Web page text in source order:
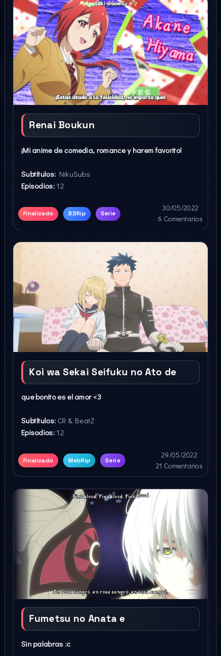
Renai Boukun
¡Mi anime de comedia, romance y harem favorito!
Subtítulos: NikuSubs
Episodios: 12
Finalizado BDRip Serie
30/05/2022
6 Comentarios
Koi wa Sekai Seifuku no Ato de
que bonito es el amor <3
Subtítulos: CR & BeatZ
Episodios: 12
Finalizado WebRip Serie
29/05/2022
21 Comentarios
Fumetsu no Anata e
Sin palabras :c